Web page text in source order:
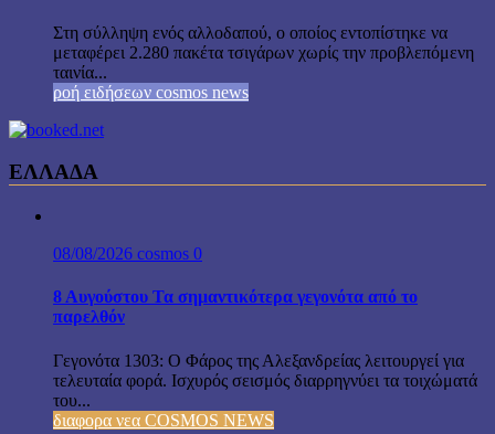
Στη σύλληψη ενός αλλοδαπού, ο οποίος εντοπίστηκε να
μεταφέρει 2.280 πακέτα τσιγάρων χωρίς την προβλεπόμενη
ταινία...
ροή ειδήσεων cosmos news
ΕΛΛΑΔΑ
08/08/2026 cosmos 0
8 Αυγούστου Τα σημαντικότερα γεγονότα από το
παρελθόν
Γεγονότα 1303: Ο Φάρος της Αλεξανδρείας λειτουργεί για
τελευταία φορά. Ισχυρός σεισμός διαρρηγνύει τα τοιχώματά
του...
διαφορα νεα COSMOS NEWS